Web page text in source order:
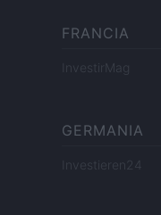
FRANCIA
InvestirMag
GERMANIA
Investieren24